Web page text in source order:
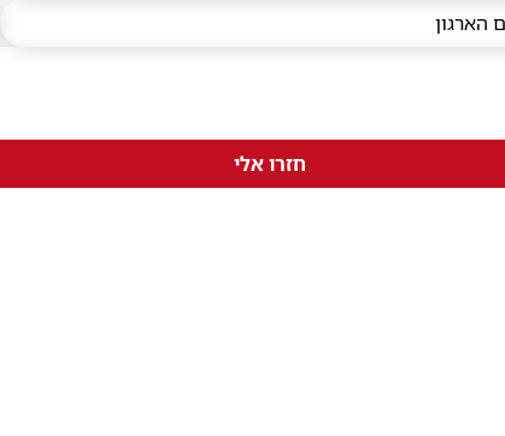
חזרו אלי